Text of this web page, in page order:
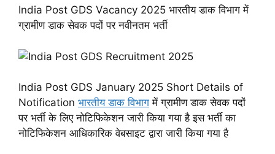
India Post GDS Vacancy 2025 भारतीय डाक विभाग में
ग्रामीण डाक सेवक पदों पर नवीनतम भर्ती
India Post GDS January 2025 Short Details of
Notification भारतीय डाक विभाग में ग्रामीण डाक सेवक पदों
पर भर्ती के लिए नोटिफिकेशन जारी किया गया हैइस भर्ती का
नोटिफिकेशन आधिकारिक वेबसाइट द्वारा जारी किया गया है